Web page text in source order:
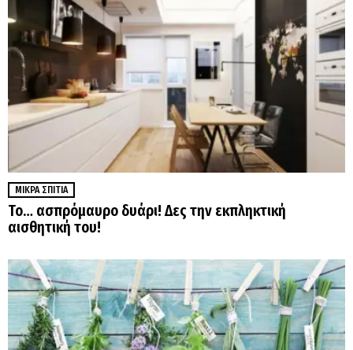
ΜΙΚΡΆ ΣΠΊΤΙΑ
Το… ασπρόμαυρο δυάρι! Δες την εκπληκτική
αισθητική του!